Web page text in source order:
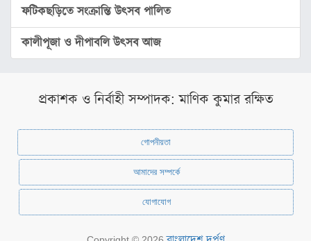
গ্যালারি
বিজ্ঞান
প্রযুক্তি
ও
ও
ফটিকছড়িতে সংক্রান্তি উৎসব পালিত
কালীপূজা ও দীপাবলি উৎসব আজ
প্রকাশক ও নির্বাহী সম্পাদক: মাণিক কুমার রক্ষিত
গোপনীয়তা
আমাদের সম্পর্কে
যোগাযোগ